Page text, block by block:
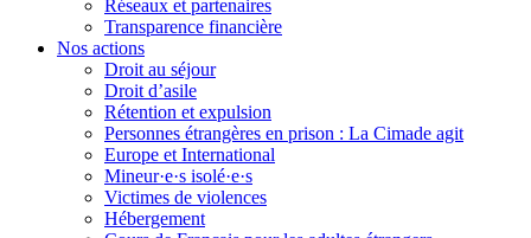
Réseaux et partenaires
Transparence financière
Nos actions
Droit au séjour
Droit d’asile
Rétention et expulsion
Personnes étrangères en prison : La Cimade agit
Europe et International
Mineur·e·s isolé·e·s
Victimes de violences
Hébergement